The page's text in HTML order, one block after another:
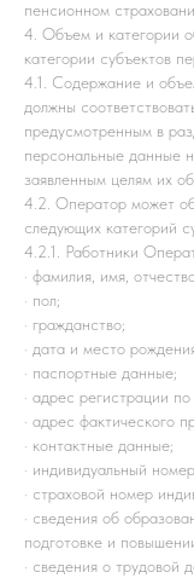
пенсионном
4. Объем и категории
категории субъектов
4.1. Содержание и
должны
предусмотренным в
персональные данные
заявленным целям их
4.2. Оператор может
следующих категорий
4.2.1. Работники
· фамилия, имя,
· пол;
· гражданство;
· дата и место
· паспортные данные;
· адрес регистрации
· адрес фактического
· контактные данные;
· индивидуальный
· страховой номер
· сведения об
подготовке и
· сведения о трудовой